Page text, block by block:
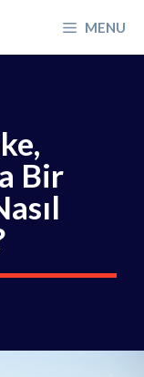
MENU
Bir